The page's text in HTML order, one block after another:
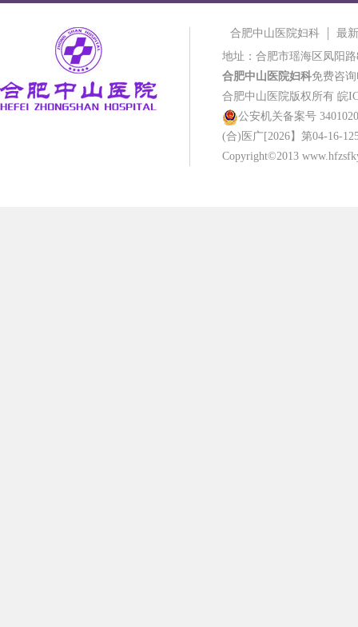
合肥中山医院妇科
最
地址：合肥市瑶海区凤阳路
合肥中山医院妇科免费咨询
合肥中山医院版权所有 皖
公安机关备案号
(合)医广[2026】第04-16-
Copyright©2013